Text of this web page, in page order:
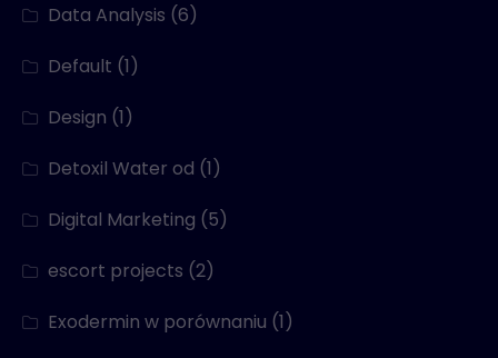
Data Analysis (6)
Default (1)
Design (1)
Detoxil Water od (1)
Digital Marketing (5)
escort projects (2)
Exodermin w porównaniu (1)